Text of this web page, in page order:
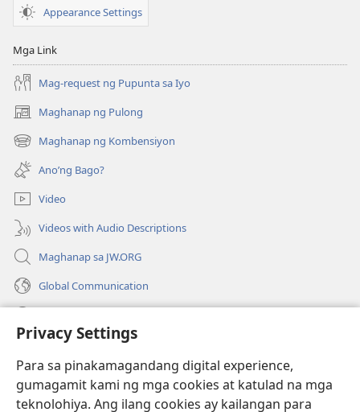
Privacy Settings
Para sa pinakamagandang digital experience,
gumagamit kami ng mga cookies at katulad na mga
teknolohiya. Ang ilang cookies ay kailangan para
MINISTERYO
Hulyo–
Agosto
2023
Appearance Settings
Mga Link
Mag-request ng Pupunta sa Iyo
Maghanap ng Pulong
(may
bubukas
na
bagong
window)
Maghanap ng Kombensiyon
(may
bubukas
na
bagong
window)
Ano’ng Bago?
Video
Videos with Audio Descriptions
Maghanap sa JW.ORG
Global Communication
(may
na
bagong
Watchtower ONLINE LIBRARY™
(may